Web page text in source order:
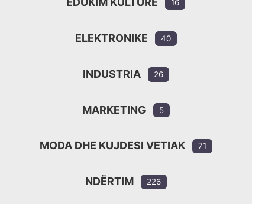
16
ELEKTRONIKE 40
INDUSTRIA 26
MARKETING 5
MODA DHE KUJDESI VETIAK 71
NDËRTIM 226